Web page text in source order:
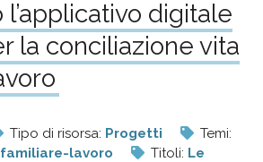
digitale
la conciliazione vita
Tipo di risorsa: Progetti
Temi:
lavoro
Titoli: Le